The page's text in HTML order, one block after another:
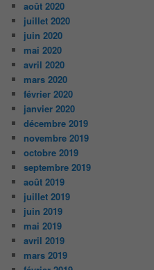
août 2020
juillet 2020
juin 2020
mai 2020
avril 2020
mars 2020
février 2020
janvier 2020
décembre 2019
novembre 2019
octobre 2019
septembre 2019
août 2019
juillet 2019
juin 2019
mai 2019
avril 2019
mars 2019